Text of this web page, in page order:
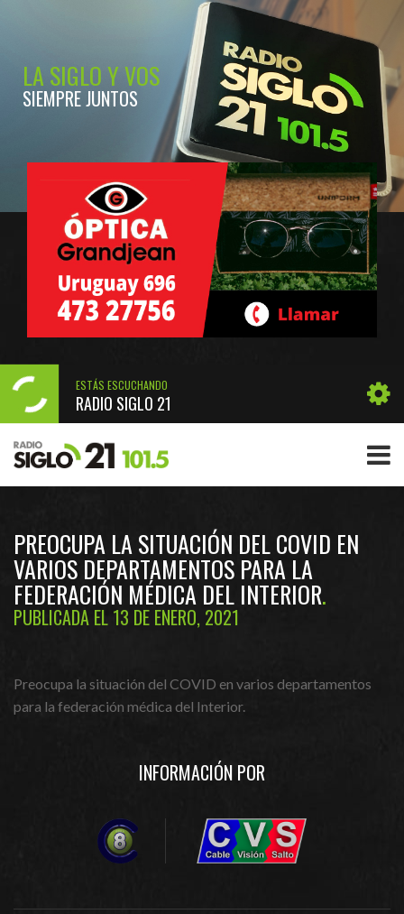
LA SIGLO Y VOS
SIEMPRE JUNTOS
ESTÁS ESCUCHANDO
RADIO SIGLO 21
PREOCUPA LA SITUACIÓN DEL COVID EN
VARIOS DEPARTAMENTOS PARA LA
FEDERACIÓN MÉDICA DEL INTERIOR
PUBLICADA EL 13 DE ENERO, 2021
Preocupa la situación del COVID en varios departamentos
para la federación médica del Interior.
INFORMACIÓN POR